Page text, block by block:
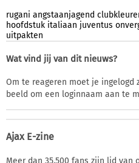
rugani angstaanjagend
hoofdstuk italiaan juventus
uitpakten
Wat vind jij van dit nieuws?
Om te reageren moet je ingelogd
beeld om een loginnaam aan te
Ajax E-zine
Meer dan 35.500 fans zijn lid van